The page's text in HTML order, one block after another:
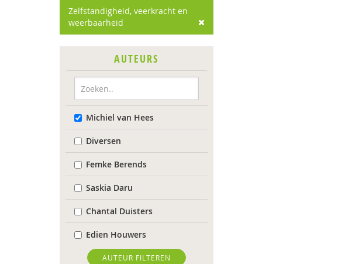
Zelfstandigheid, veerkracht en
weerbaarheid
AUTEURS
Michiel van Hees
Diversen
Femke Berends
Saskia Daru
Chantal Duisters
Edien Houwers
Jeannette Ooink
AUTEUR FILTEREN